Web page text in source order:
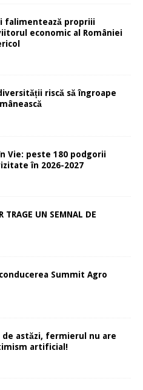
falimentează propriii
economic al României
riscă să îngroape
Vie: peste 180 podgorii
în 2026-2027
TRAGE UN SEMNAL DE
Summit Agro
astăzi, fermierul nu are
artificial!